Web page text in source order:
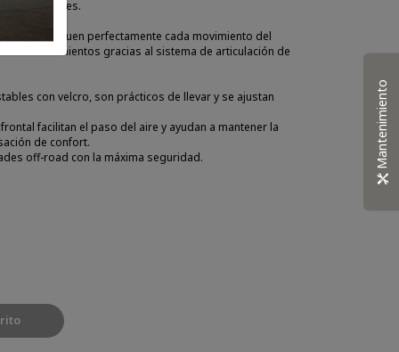
y abrasiones.
interno, siguen perfectamente cada movimiento del
de movimientos gracias al sistema de articulación de
con velcro, son prácticos de llevar y se ajustan
facilitan el paso del aire y ayudan a mantener la
de confort.
off-road con la máxima seguridad.
Mantenimiento